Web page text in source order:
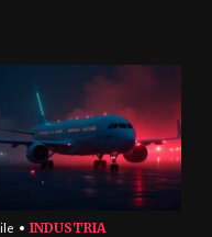
INDUSTRIA